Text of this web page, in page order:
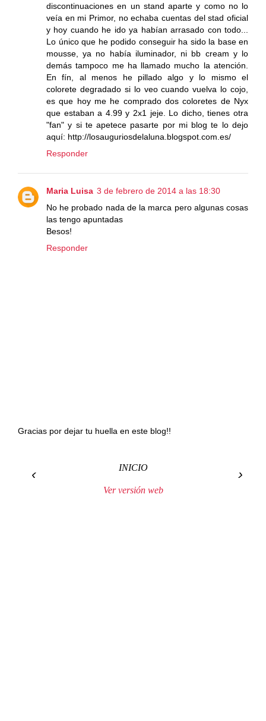
discontinuaciones en un stand aparte y como no lo
veía en mi Primor, no echaba cuentas del stad oficial
y hoy cuando he ido ya habían arrasado con todo...
Lo único que he podido conseguir ha sido la base en
mousse, ya no había iluminador, ni bb cream y lo
demás tampoco me ha llamado mucho la atención.
En fín, al menos he pillado algo y lo mismo el
colorete degradado si lo veo cuando vuelva lo cojo,
es que hoy me he comprado dos coloretes de Nyx
que estaban a 4.99 y 2x1 jeje. Lo dicho, tienes otra
"fan" y si te apetece pasarte por mi blog te lo dejo
aquí: http://losauguriosdelaluna.blogspot.com.es/
Responder
Maria Luisa 3 de febrero de 2014 a las 18:30
No he probado nada de la marca pero algunas cosas
las tengo apuntadas
Besos!
Responder
Gracias por dejar tu huella en este blog!!
‹ ›
INICIO
Ver versión web